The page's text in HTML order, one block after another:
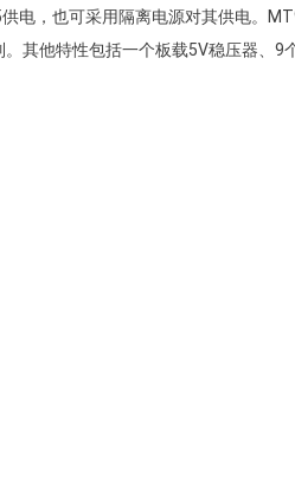
电，也可采用隔离电源对其供电。
其他特性包括一个板载5V稳压器、9